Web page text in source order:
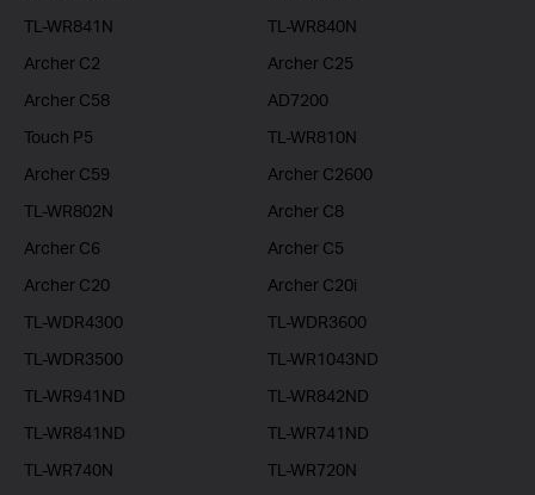
TL-WR841N
TL-WR840N
Archer C2
Archer C25
Archer C58
AD7200
Touch P5
TL-WR810N
Archer C59
Archer C2600
TL-WR802N
Archer C8
Archer C6
Archer C5
Archer C20
Archer C20i
TL-WDR4300
TL-WDR3600
TL-WDR3500
TL-WR1043ND
TL-WR941ND
TL-WR842ND
TL-WR841ND
TL-WR741ND
TL-WR740N
TL-WR720N